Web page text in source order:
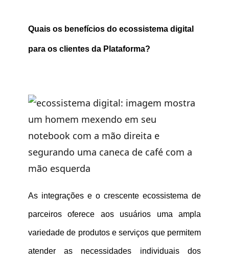
Quais os benefícios do ecossistema digital
para os clientes da Plataforma?
As integrações e o crescente ecossistema de
parceiros oferece aos usuários uma ampla
variedade de produtos e serviços que permitem
atender as necessidades individuais dos